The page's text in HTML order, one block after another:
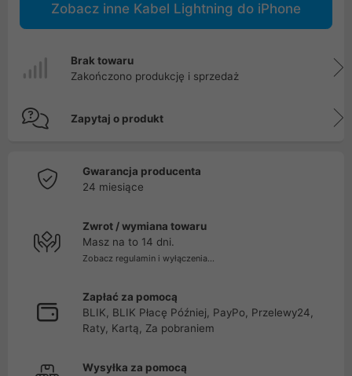
Zobacz inne Kabel Lightning do iPhone
Brak towaru
Zakończono produkcję i sprzedaż
Zapytaj o produkt
Gwarancja producenta
24 miesiące
Zwrot / wymiana towaru
Masz na to 14 dni.
Zobacz regulamin i wyłączenia...
Zapłać za pomocą
BLIK, BLIK Płacę Później, PayPo, Przelewy24,
Raty, Kartą, Za pobraniem
Wysyłka za pomocą